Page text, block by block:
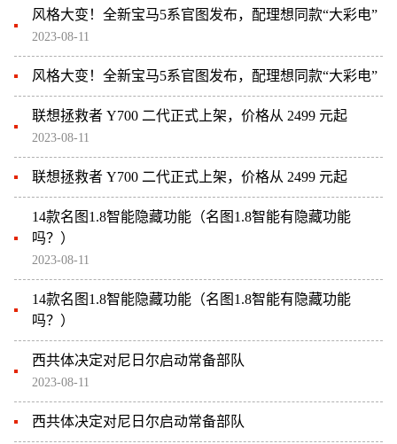
风格大变！全新宝马5系官图发布，配理想同款“大彩电”
2023-08-11
风格大变！全新宝马5系官图发布，配理想同款“大彩电”
联想拯救者 Y700 二代正式上架，价格从 2499 元起
2023-08-11
联想拯救者 Y700 二代正式上架，价格从 2499 元起
14款名图1.8智能隐藏功能（名图1.8智能有隐藏功能
吗？）
2023-08-11
14款名图1.8智能隐藏功能（名图1.8智能有隐藏功能
吗？）
西共体决定对尼日尔启动常备部队
2023-08-11
西共体决定对尼日尔启动常备部队